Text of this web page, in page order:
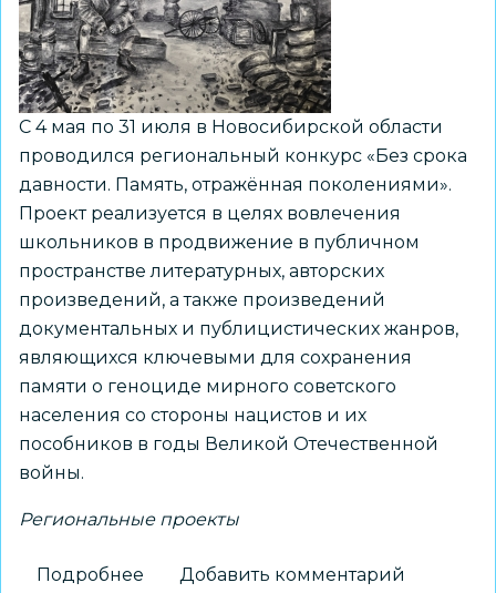
года
С 4 мая по 31 июля в Новосибирской области
проводился региональный конкурс «Без срока
давности. Память, отражённая поколениями».
Проект реализуется в целях вовлечения
школьников в продвижение в публичном
пространстве литературных, авторских
произведений, а также произведений
документальных и публицистических жанров,
являющихся ключевыми для сохранения
памяти о геноциде мирного советского
населения со стороны нацистов и их
пособников в годы Великой Отечественной
войны.
Региональные проекты
Подробнее Добавить комментарий